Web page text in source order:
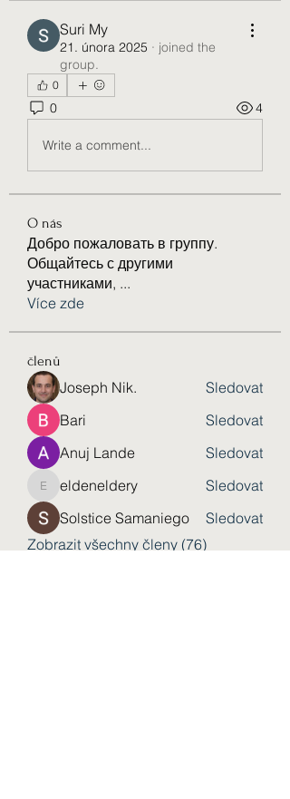
Suri My
21. února 2025 · joined the
group.
0
0 4
Write a comment...
O nás
Добро пожаловать в группу.
Общайтесь с другими
участниками, ...
Více zde
členů
Joseph Nik.
Sledovat
Bari
Sledovat
Anuj Lande
Sledovat
eldeneldery
eldeneldery
Sledovat
Solstice Samaniego
Sledovat
Zobrazit všechny členy (76)